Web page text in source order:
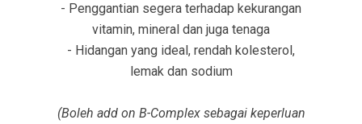
- Penggantian segera terhadap kekurangan
vitamin, mineral dan juga tenaga
- Hidangan yang ideal, rendah kolesterol,
lemak dan sodium
(Boleh add on B-Complex sebagai keperluan